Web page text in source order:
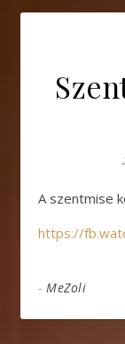
A szentmise
https://
- MeZoli